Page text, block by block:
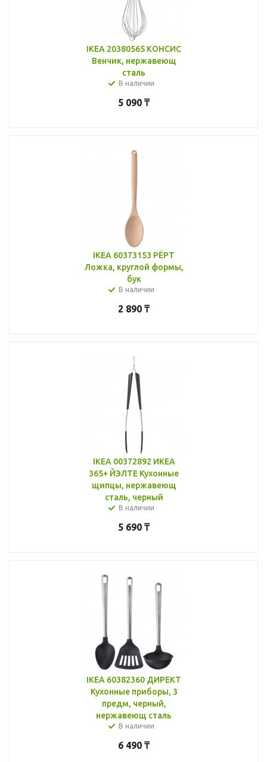
IKEA 20380565 КОНСИС
Венчик, нержавеющ
сталь
В наличии
5 090 ₸
IKEA 60373153 РЁРТ
Ложка, круглой формы,
бук
В наличии
2 890 ₸
IKEA 00372892 ИКЕА
365+ ЙЭЛТЕ Кухонные
щипцы, нержавеющ
сталь, черный
В наличии
5 690 ₸
IKEA 60382360 ДИРЕКТ
Кухонные приборы, 3
предм, черный,
нержавеющ сталь
В наличии
6 490 ₸